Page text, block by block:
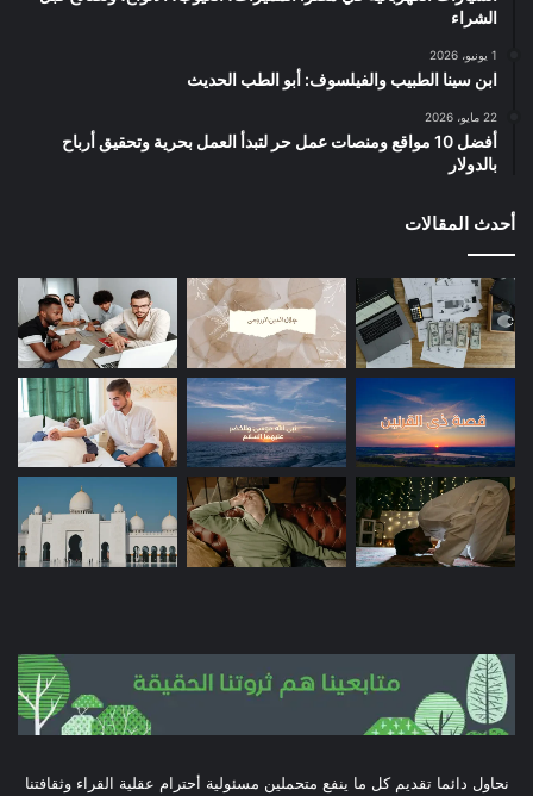
الشراء
1 يونيو، 2026
ابن سينا الطبيب والفيلسوف: أبو الطب الحديث
22 مايو، 2026
أفضل 10 مواقع ومنصات عمل حر لتبدأ العمل بحرية وتحقيق أرباح
بالدولار
أحدث المقالات
نحاول دائما تقديم كل ما ينفع متحملين مسئولية أحترام عقلية القراء وثقافتنا